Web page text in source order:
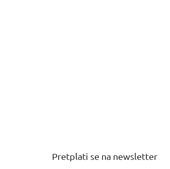
Pretplati se na newsletter